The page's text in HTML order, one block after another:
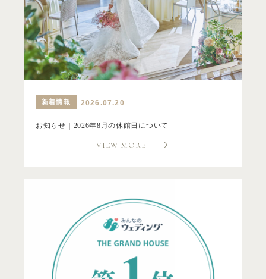
新着情報 2026.07.20
お知らせ｜2026年8月の休館日について
VIEW MORE